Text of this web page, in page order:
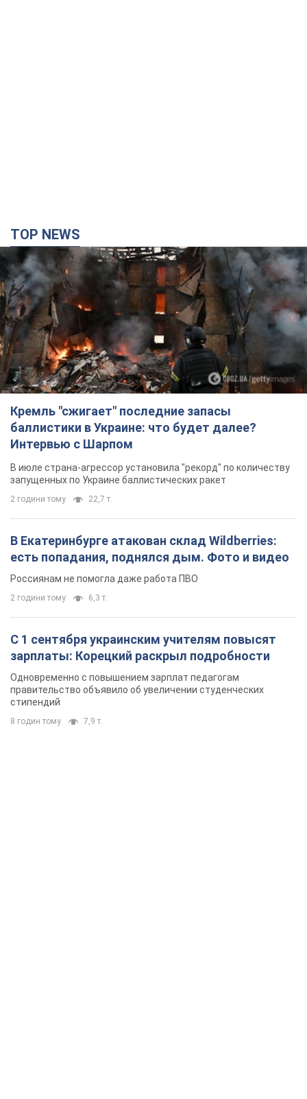
TOP NEWS
Кремль "сжигает" последние запасы
баллистики в Украине: что будет далее?
Интервью с Шарпом
В июле страна-агрессор установила "рекорд" по количеству
запущенных по Украине баллистических ракет
2 години тому 22,7 т.
В Екатеринбурге атакован склад Wildberries:
есть попадания, поднялся дым. Фото и видео
Россиянам не помогла даже работа ПВО
2 години тому 6,3 т.
С 1 сентября украинским учителям повысят
зарплаты: Корецкий раскрыл подробности
Одновременно с повышением зарплат педагогам
правительство объявило об увеличении студенческих
стипендий
8 годин тому 7,9 т.